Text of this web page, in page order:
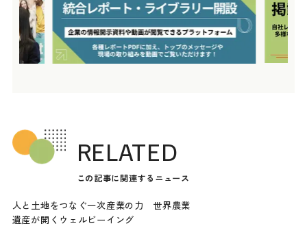
RELATED
この記事に関連するニュース
人と土地をつなぐ一次産業の力 世界農業
遺産が開くウェルビーイング